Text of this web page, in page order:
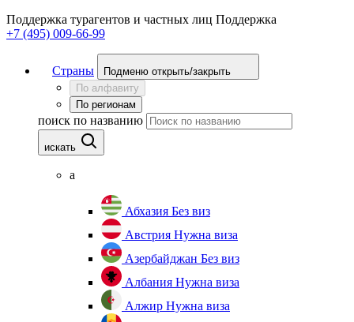
Поддержка турагентов и частных лиц Поддержка
+7 (495) 009-66-99
Страны
Подменю открыть/закрыть
По алфавиту
По регионам
поиск по названию
искать
а
Абхазия Без виз
Австрия Нужна виза
Азербайджан Без виз
Албания Нужна виза
Алжир Нужна виза